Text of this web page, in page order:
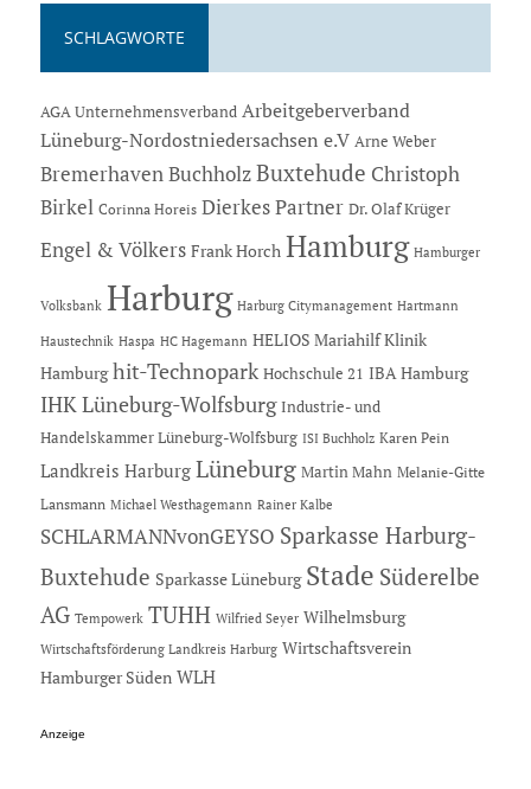
SCHLAGWORTE
AGA Unternehmensverband Arbeitgeberverband
Lüneburg-Nordostniedersachsen e.V Arne Weber
Bremerhaven Buchholz Buxtehude Christoph
Birkel Corinna Horeis Dierkes Partner Dr. Olaf Krüger
Engel & Völkers Frank Horch Hamburg Hamburger
Volksbank Harburg Harburg Citymanagement Hartmann
Haustechnik Haspa HC Hagemann HELIOS Mariahilf Klinik
Hamburg hit-Technopark Hochschule 21 IBA Hamburg
IHK Lüneburg-Wolfsburg Industrie- und
Handelskammer Lüneburg-Wolfsburg ISI Buchholz Karen Pein
Landkreis Harburg Lüneburg Martin Mahn Melanie-Gitte
Lansmann Michael Westhagemann Rainer Kalbe
SCHLARMANNvonGEYSO Sparkasse Harburg-
Buxtehude Sparkasse Lüneburg Stade Süderelbe
AG Tempowerk TUHH Wilfried Seyer Wilhelmsburg
Wirtschaftsförderung Landkreis Harburg Wirtschaftsverein
Hamburger Süden WLH
Anzeige